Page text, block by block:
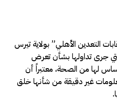
التعدين الأهلي” بولاية تيرس
جرى تداولها بشأن تعرض
لها من الصحة، معتبراً أن
غير دقيقة من شأنها خلق